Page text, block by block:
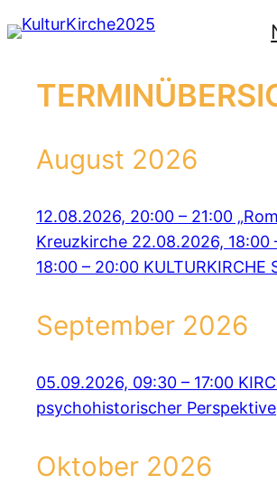
Zum
Inhalt
August 2026
12.08.2026, 20:00 – 21:00
Kreuzkirche 22.08.2026, 18:00
18:00 – 20:00 KULTURKIRCHE
September 2026
05.09.2026, 09:30 – 17:00
psychohistorischer Perspektive
Oktober 2026